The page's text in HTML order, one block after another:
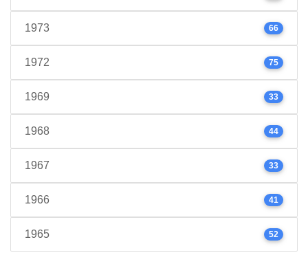
1973 66
1972 75
1969 33
1968 44
1967 33
1966 41
1965 52